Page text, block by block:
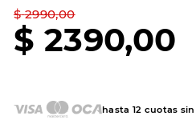
$ 2990,00
$ 2390,00
hasta 12 cuotas